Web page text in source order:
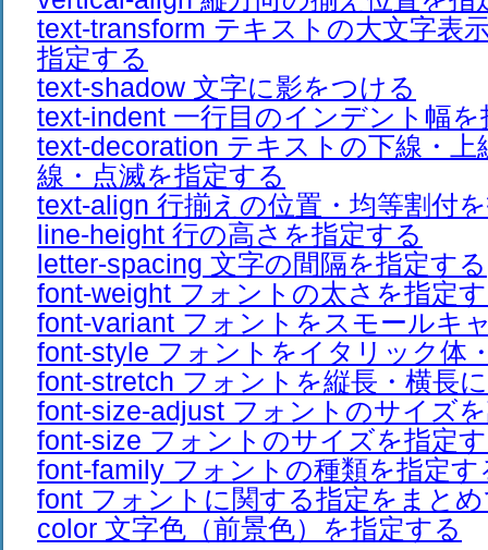
text-transform テキストの大文字表
指定する
text-shadow 文字に影をつける
text-indent 一行目のインデント幅
text-decoration テキストの下線・上
線・点滅を指定する
text-align 行揃えの位置・均等割付
line-height 行の高さを指定する
letter-spacing 文字の間隔を指定する
font-weight フォントの太さを指定
font-variant フォントをスモールキ
font-style フォントをイタリック体
font-stretch フォントを縦長・横長
font-size-adjust フォントのサイズ
font-size フォントのサイズを指定
font-family フォントの種類を指定す
font フォントに関する指定をまと
color 文字色（前景色）を指定する